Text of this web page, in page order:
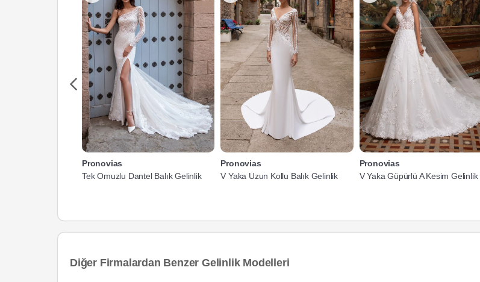
Pronovias
Tek Omuzlu Dantel Balık Gelinlik
Pronovias
V Yaka Uzun Kollu Balık Gelinlik
Pronovias
V Yaka Güpürlü A Kesim Gelinlik
Diğer Firmalardan Benzer Gelinlik Modelleri